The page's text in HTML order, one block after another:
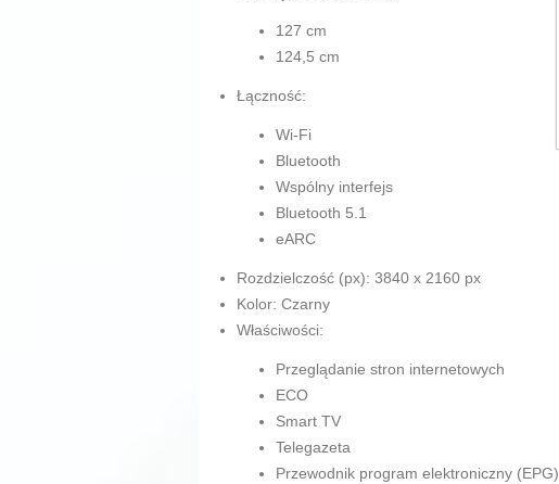
127 cm
124,5 cm
Łączność:
Wi-Fi
Bluetooth
Wspólny interfejs
Bluetooth 5.1
eARC
Rozdzielczość (px): 3840 x 2160 px
Kolor: Czarny
Właściwości:
Przeglądanie stron internetowych
ECO
Smart TV
Telegazeta
Przewodnik program elektroniczny (EPG)